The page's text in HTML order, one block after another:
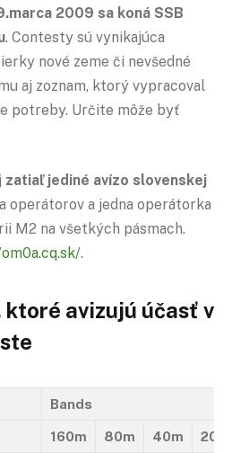
2009 sa koná SSB
. Contesty sú vynikajúca
nové zeme či nevšedné
aj zoznam, ktorý vypracoval
potreby. Určite môže byť
zatiaľ jediné avízo slovenskej
operátorov a jedna operátorka
M2 na všetkých pásmach.
.
ktoré avizujú účasť v
Bands
160m 80m 40m 20m